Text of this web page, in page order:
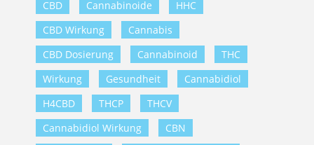
CBD Cannabinoide
HHC
CBD Wirkung
Cannabis
CBD Dosierung
Cannabinoid
THC
Wirkung
Gesundheit
Cannabidiol
H4CBD
THCP
THCV
Cannabidiol Wirkung
CBN